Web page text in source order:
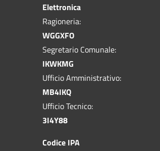
Elettronica
Ragioneria:
WGGXFO
Segretario Comunale:
IKWKMG
Ufficio Amministrativo:
MB4IKQ
Ufficio Tecnico:
3I4Y88
Codice IPA